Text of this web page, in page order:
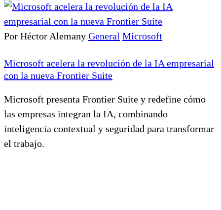
Por Héctor Alemany General Microsoft
Microsoft acelera la revolución de la IA empresarial
con la nueva Frontier Suite
Microsoft presenta Frontier Suite y redefine cómo
las empresas integran la IA, combinando
inteligencia contextual y seguridad para transformar
el trabajo.